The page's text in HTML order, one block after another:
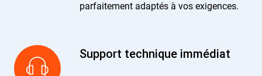
parfaitement adaptés à vos exigences.
Support technique immédiat